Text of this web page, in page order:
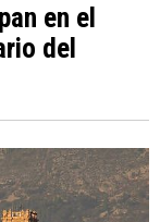
en el
del